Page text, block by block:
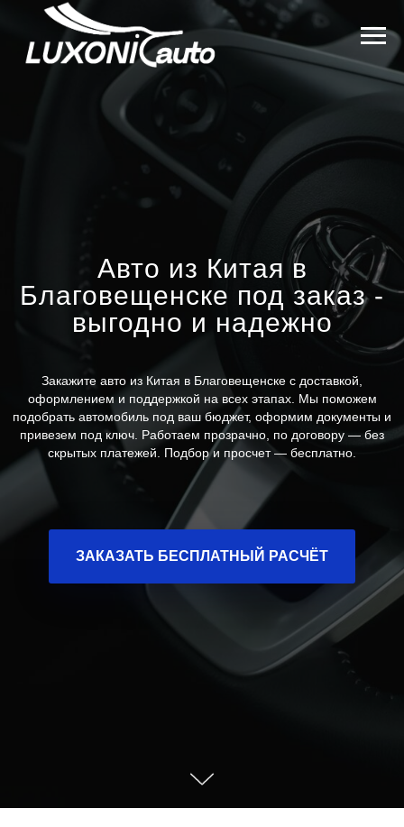
Авто из Китая в
Благовещенске под заказ -
выгодно и надежно
Закажите авто из Китая в Благовещенске с доставкой,
оформлением и поддержкой на всех этапах. Мы поможем
подобрать автомобиль под ваш бюджет, оформим документы и
привезем под ключ. Работаем прозрачно, по договору — без
скрытых платежей. Подбор и просчет — бесплатно.
ЗАКАЗАТЬ БЕСПЛАТНЫЙ РАСЧЁТ